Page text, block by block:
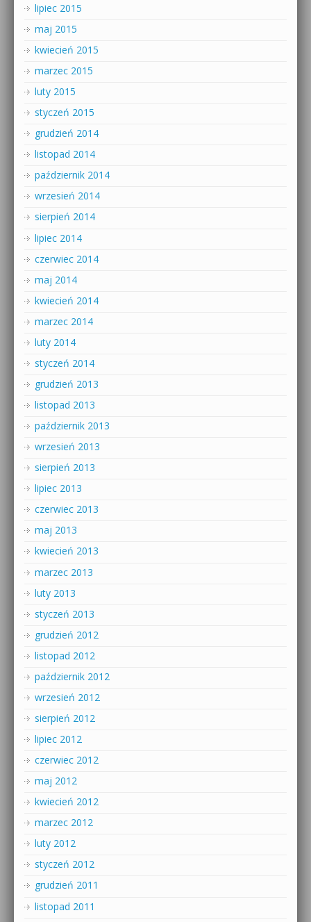
lipiec 2015
maj 2015
kwiecień 2015
marzec 2015
luty 2015
styczeń 2015
grudzień 2014
listopad 2014
październik 2014
wrzesień 2014
sierpień 2014
lipiec 2014
czerwiec 2014
maj 2014
kwiecień 2014
marzec 2014
luty 2014
styczeń 2014
grudzień 2013
listopad 2013
październik 2013
wrzesień 2013
sierpień 2013
lipiec 2013
czerwiec 2013
maj 2013
kwiecień 2013
marzec 2013
luty 2013
styczeń 2013
grudzień 2012
listopad 2012
październik 2012
wrzesień 2012
sierpień 2012
lipiec 2012
czerwiec 2012
maj 2012
kwiecień 2012
marzec 2012
luty 2012
styczeń 2012
grudzień 2011
listopad 2011